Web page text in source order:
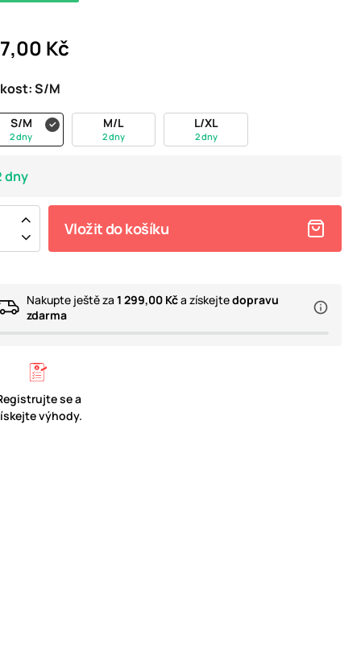
Kč
S/M
S/M
2 dny
M/L
2 dny
L/XL
2 dny
dny
Vložit do košíku
Nakupte ještě za 1 299,00 Kča získejtedopravu
zdarma
se a
výhody.